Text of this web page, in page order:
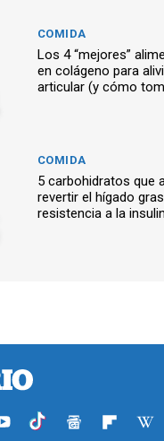
COMIDA
Los 4 “mejores”
en colágeno para
articular (y cómo
COMIDA
5 carbohidratos que
revertir el hígado
resistencia a la